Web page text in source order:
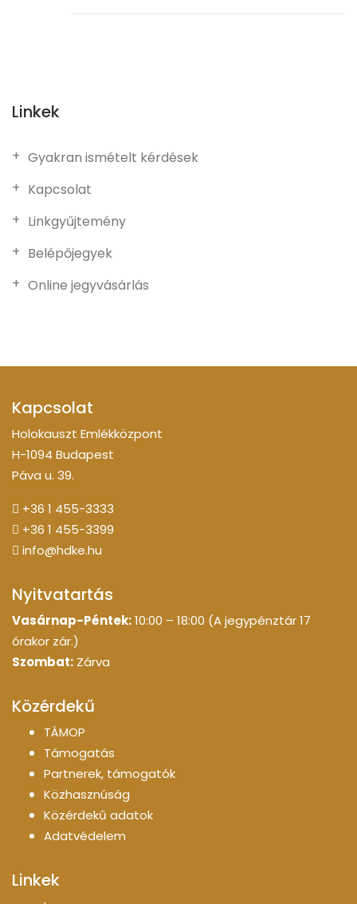
Linkek
Gyakran ismételt kérdések
Kapcsolat
Linkgyűjtemény
Belépőjegyek
Online jegyvásárlás
Kapcsolat
Holokauszt Emlékközpont
H-1094 Budapest
Páva u. 39.
+36 1 455-3333
+36 1 455-3399
info@hdke.hu
Nyitvatartás
Vasárnap-Péntek:10:00 – 18:00 (A jegypénztár 17
órakor zár.)
Szombat: Zárva
Közérdekű
TÁMOP
Támogatás
Partnerek, támogatók
Közhasznúság
Közérdekű adatok
Adatvédelem
Linkek